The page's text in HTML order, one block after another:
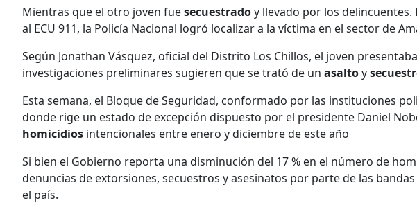
Mientras que el otro joven fuesecuestradoy llevado por los
al ECU 911, la Policía Nacional logró localizar a la víctima en el sector de
Según Jonathan Vásquez, oficial del Distrito Los Chillos, el joven
investigaciones preliminares sugieren que se trató de un asaltoy
Esta semana, el Bloque de Seguridad, conformado por las instituciones
donde rige un estado de excepción dispuesto por el presidente Daniel
homicidios intencionales entre enero y diciembre de este año
Si bien el Gobierno reporta una disminución del 17 % en el número de
denuncias de extorsiones, secuestros y asesinatos por parte de las
el país.